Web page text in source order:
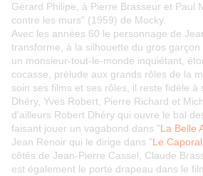
Gérard Philipe, à Pierre Brasseur et Paul
contre les murs" (1959) de Mocky.
Avec les années 60 le personnage de
transforme, à la silhouette du gros
un monsieur-tout-le-monde inquiétant,
cocasse, prélude aux grands rôles de la
soin ses films et ses rôles, il reste fidèle à
Dhéry, Yves Robert, Pierre Richard et
d'ailleurs Robert Dhéry qui ouvre le bal
faisant jouer un vagabond dans "La Belle
Jean Renoir qui le dirige dans "Le
côtés de Jean-Pierre Cassel, Claude
est également le porte drapeau dans le